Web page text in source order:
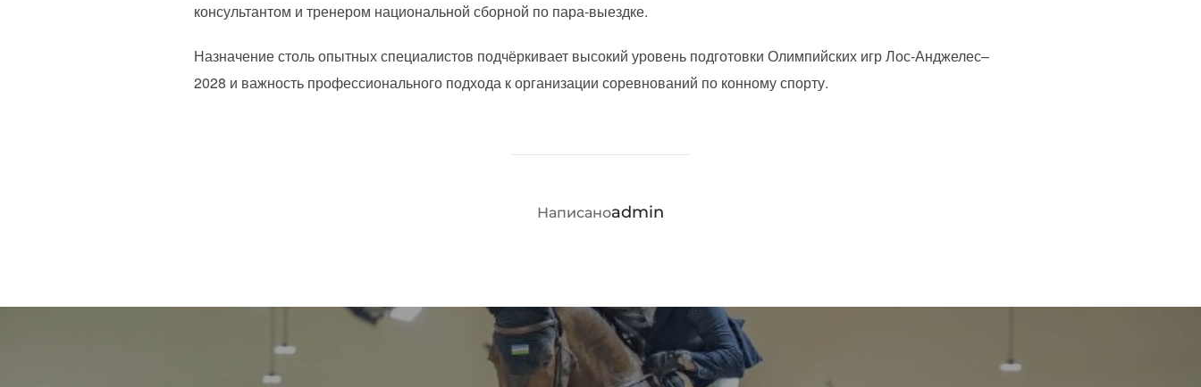
консультантом и тренером национальной сборной по пара-выездке.
Назначение столь опытных специалистов подчёркивает высокий уровень подготовки Олимпийских игр Лос-Анджелес–
2028 и важность профессионального подхода к организации соревнований по конному спорту.
АВТОР ЗАПИСИ
Написаноadmin